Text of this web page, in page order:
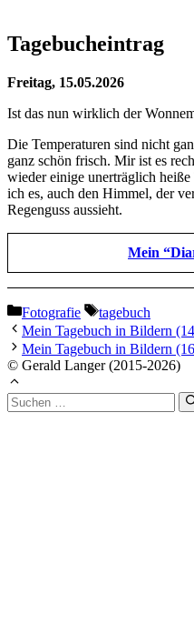
Tagebucheintrag
Freitag, 15.05.2026
Ist das nun wirklich der
Die Temperaturen sind nicht
ganz schön frisch. Mir ist es
wieder einige unerträglich
ich es, auch den Himmel, der
Regenguss aussieht.
Mein
Kategorien
Fotografie Schlagwörter
tagebuch
Mein Tagebuch in Bildern
Mein Tagebuch in Bildern
© Gerald Langer (2015-2026)
Suchen
nach: